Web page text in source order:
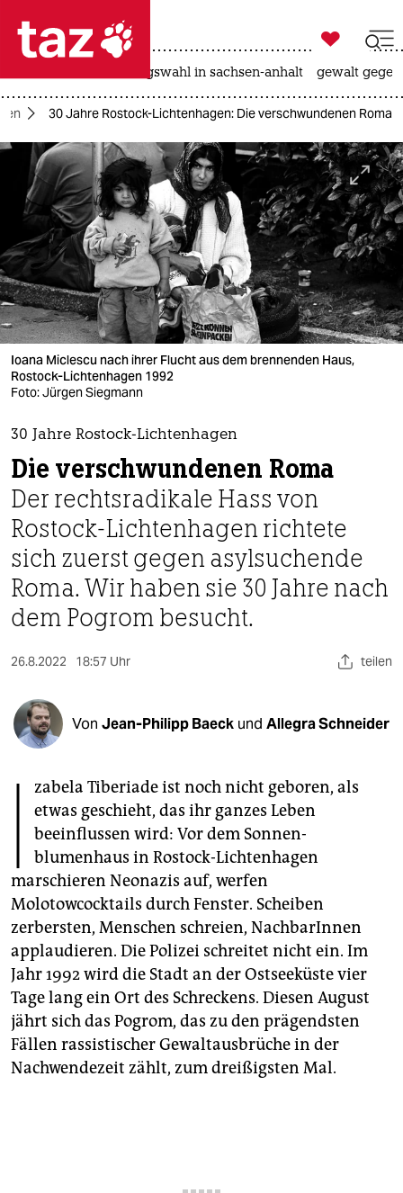
 taz zahl ich
taz zahl ich
themen
politik
öko
gesellschaft
kultur
sport
nord
wahrheit
verlag
verlag
veranstaltungen
shop
fragen & hilfe
unterstützen
abo
epaper login

taz zahl ich
landtagswahl in sachsen-anhalt gewalt
30 Jahre Rostock-Lichtenhagen: Die verschwundenen Roma
Ioana Miclescu nach ihrer Flucht aus dem brennenden Haus,
Rostock-Lichtenhagen 1992
Foto: Jürgen Siegmann
30 Jahre Rostock-Lichtenhagen
Die verschwundenen Roma
Der rechtsradikale Hass von
Rostock-Lichtenhagen richtete
sich zuerst gegen asylsuchende
Roma. Wir haben sie 30 Jahre nach
dem Pogrom besucht.
26.8.2022 18:57 Uhr teilen
Von Jean-Philipp Baeck und Allegra Schneider
I
zabela Tiberiade ist noch nicht geboren, als
etwas geschieht, das ihr ganzes Leben
beeinflussen wird: Vor dem Sonnen­
blumenhaus in Rostock-Lichtenhagen
marschieren Neonazis auf, werfen
Molotowcocktails durch Fenster. Scheiben
zerbersten, Menschen schreien, NachbarInnen
applaudieren. Die Polizei schreitet nicht ein. Im
Jahr 1992 wird die Stadt an der Ostseeküste vier
Tage lang ein Ort des Schreckens. Diesen August
jährt sich das Pogrom, das zu den prägendsten
Fällen rassistischer Gewaltausbrüche in der
Nachwendezeit zählt, zum dreißigsten Mal.